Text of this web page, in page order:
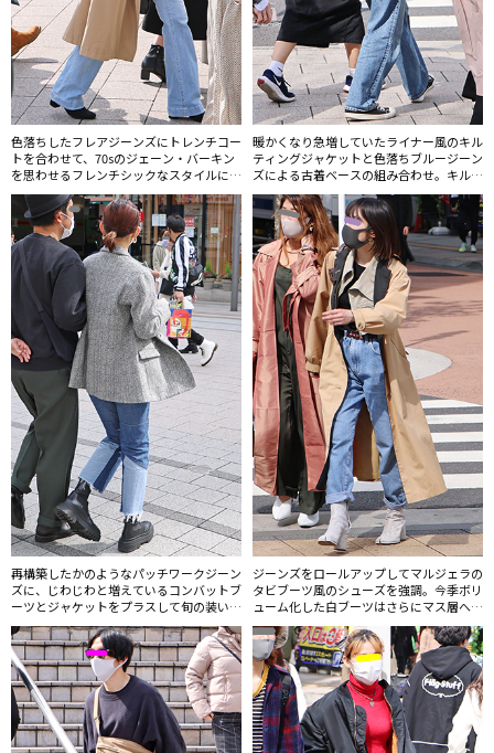
色落ちしたフレアジーンズにトレンチコー
トを合わせて、70sのジェーン・バーキン
を思わせるフレンチシックなスタイルに。
フレアジーンズはヒールブーツとあわせる
と美脚効果あり。
暖かくなり急増していたライナー風のキル
ティングジャケットと色落ちブルージーン
ズによる古着ベースの組み合わせ。キルテ
ィングジャケットはここ数年続くトレンド
ではあるがマス層にもかなり拡がってい
る。
再構築したかのようなパッチワークジーン
ズに、じわじわと増えているコンバットブ
ーツとジャケットをプラスして旬の装い
に。
ジーンズをロールアップしてマルジェラの
タビブーツ風のシューズを強調。今季ボリ
ューム化した白ブーツはさらにマス層へと
人気が拡がっていた。